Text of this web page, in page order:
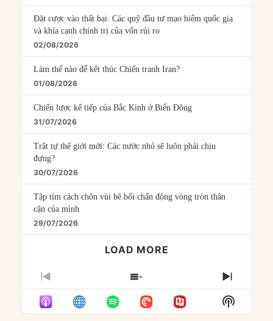
Đặt cược vào thất bại: Các quỹ đầu tư mạo hiểm quốc gia
và khía cạnh chính trị của vốn rủi ro
02/08/2026
Làm thế nào để kết thúc Chiến tranh Iran?
01/08/2026
Chiến lược kế tiếp của Bắc Kinh ở Biển Đông
31/07/2026
Trật tự thế giới mới: Các nước nhỏ sẽ luôn phải chịu
đựng?
30/07/2026
Tập tìm cách chôn vùi bê bối chấn động vòng tròn thân
cận của mình
29/07/2026
LOAD MORE
PREVIOUS
EPISODE
SHOW
EPISODES
LIST
NEXT
Show
Podcast